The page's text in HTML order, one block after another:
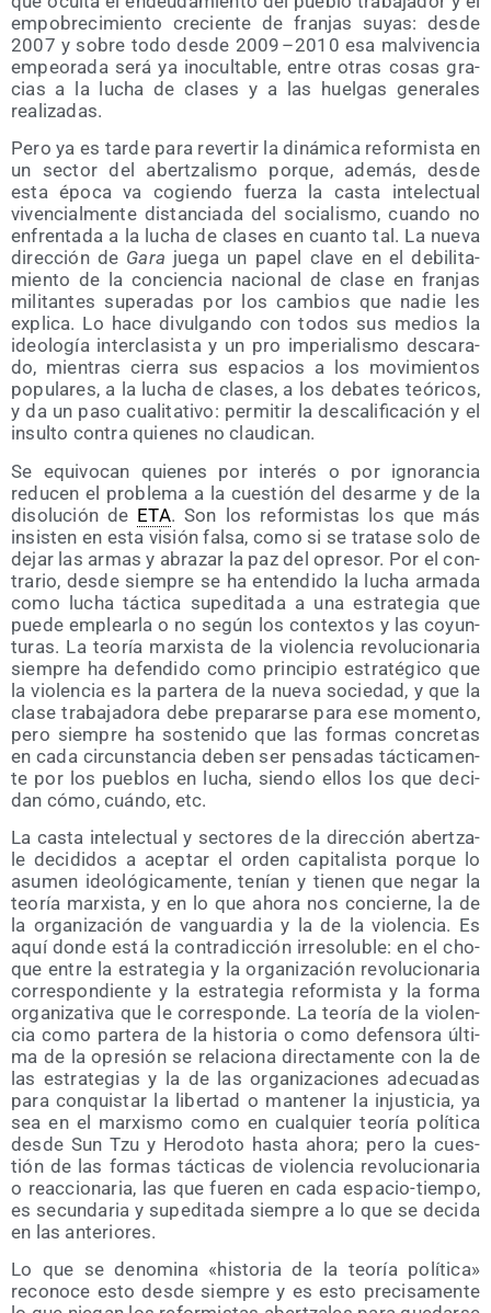
empo­bre­ci­mien­to cre­cien­te de fran­jas suyas: des­de
2007 y sobre todo des­de 2009 – 2010 esa mal­vi­ven­cia
empeo­ra­da será ya inocul­ta­ble, entre otras cosas gra­
cias a la lucha de cla­ses y a las huel­gas gene­ra­les
realizadas.
Pero ya es tar­de para rever­tir la diná­mi­ca refor­mis­ta en
un sec­tor del aber­tza­lis­mo por­que, ade­más, des­de
esta épo­ca va cogien­do fuer­za la cas­ta inte­lec­tual
viven­cial­men­te dis­tan­cia­da del socia­lis­mo, cuan­do no
enfren­ta­da a la lucha de cla­ses en cuan­to tal. La nue­va
direc­ción de Gara jue­ga un papel cla­ve en el debi­li­ta­
mien­to de la con­cien­cia nacio­nal de cla­se en fran­jas
mili­tan­tes supe­ra­das por los cam­bios que nadie les
expli­ca. Lo hace divul­gan­do con todos sus medios la
ideo­lo­gía inter­cla­sis­ta y un pro impe­ria­lis­mo des­ca­ra­
do, mien­tras cie­rra sus espa­cios a los movi­mien­tos
popu­la­res, a la lucha de cla­ses, a los deba­tes teó­ri­cos,
y da un paso cua­li­ta­ti­vo: per­mi­tir la des­ca­li­fi­ca­ción y el
insul­to con­tra quie­nes no claudican.
Se equi­vo­can quie­nes por inte­rés o por igno­ran­cia
redu­cen el pro­ble­ma a la cues­tión del desar­me y de la
diso­lu­ción de ETA. Son los refor­mis­tas los que más
insis­ten en esta visión fal­sa, como si se tra­ta­se solo de
dejar las armas y abra­zar la paz del opre­sor. Por el con­
tra­rio, des­de siem­pre se ha enten­di­do la lucha arma­da
como lucha tác­ti­ca supe­di­ta­da a una estra­te­gia que
pue­de emplear­la o no según los con­tex­tos y las coyun­
tu­ras. La teo­ría mar­xis­ta de la vio­len­cia revo­lu­cio­na­ria
siem­pre ha defen­di­do como prin­ci­pio estra­té­gi­co que
la vio­len­cia es la par­te­ra de la nue­va socie­dad, y que la
cla­se tra­ba­ja­do­ra debe pre­pa­rar­se para ese momen­to,
pero siem­pre ha sos­te­ni­do que las for­mas con­cre­tas
en cada cir­cuns­tan­cia deben ser pen­sa­das tác­ti­ca­men­
te por los pue­blos en lucha, sien­do ellos los que deci­
dan cómo, cuán­do, etc.
La cas­ta inte­lec­tual y sec­to­res de la direc­ción aber­tza­
le deci­di­dos a acep­tar el orden capi­ta­lis­ta por­que lo
asu­men ideo­ló­gi­ca­men­te, tenían y tie­nen que negar la
teo­ría mar­xis­ta, y en lo que aho­ra nos con­cier­ne, la de
la orga­ni­za­ción de van­guar­dia y la de la vio­len­cia. Es
aquí don­de está la con­tra­dic­ción irre­so­lu­ble: en el cho­
que entre la estra­te­gia y la orga­ni­za­ción revo­lu­cio­na­ria
corres­pon­dien­te y la estra­te­gia refor­mis­ta y la for­ma
orga­ni­za­ti­va que le corres­pon­de. La teo­ría de la vio­len­
cia como par­te­ra de la his­to­ria o como defen­so­ra últi­
ma de la opre­sión se rela­cio­na direc­ta­men­te con la de
las estra­te­gias y la de las orga­ni­za­cio­nes ade­cua­das
para con­quis­tar la liber­tad o man­te­ner la injus­ti­cia, ya
sea en el mar­xis­mo como en cual­quier teo­ría polí­ti­ca
des­de Sun Tzu y Hero­do­to has­ta aho­ra; pero la cues­
tión de las for­mas tác­ti­cas de vio­len­cia revo­lu­cio­na­ria
o reac­cio­na­ria, las que fue­ren en cada espa­cio-tiem­po,
es secun­da­ria y supe­di­ta­da siem­pre a lo que se deci­da
en las anteriores.
Lo que se deno­mi­na «his­to­ria de la teo­ría polí­ti­ca»
reco­no­ce esto des­de siem­pre y es esto pre­ci­sa­men­te